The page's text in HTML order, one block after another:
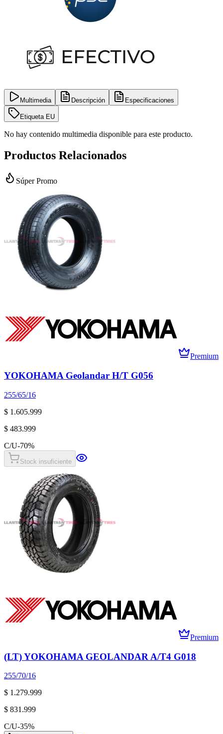
Multimedia Descripción Especificaciones
Etiqueta EU
No hay contenido multimedia disponible para este producto.
Productos Relacionados
Súper Promo
Premium
YOKOHAMA Geolandar H/T G056
255/65/16
$ 1.605.999
$ 483.999
C/U-70%
Stock insuficiente
Premium
(LT) YOKOHAMA GEOLANDAR A/T4 G018
255/70/16
$ 1.279.999
$ 831.999
C/U-35%